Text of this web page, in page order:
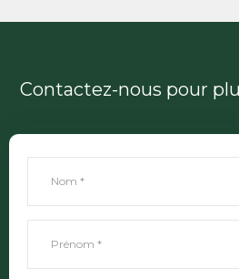
Contactez-nous pour